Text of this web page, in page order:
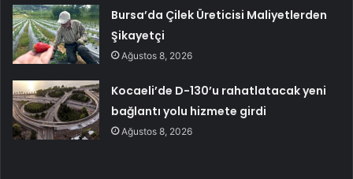
Bursa’da Çilek Üreticisi Maliyetlerden
Şikayetçi
Ağustos 8, 2026
Kocaeli’de D-130’u rahatlatacak yeni
bağlantı yolu hizmete girdi
Ağustos 8, 2026